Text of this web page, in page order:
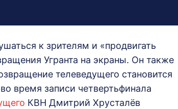
к зрителям и «продвигать
Угранта на экраны. Он также
телеведущего становится
время записи четвертьфинала
КВН Дмитрий Хрусталёв